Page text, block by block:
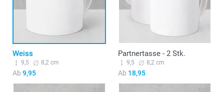
Weiss
9,5 8,2 cm
Ab 9,95
Partnertasse - 2 Stk.
9,5 8,2 cm
Ab 18,95